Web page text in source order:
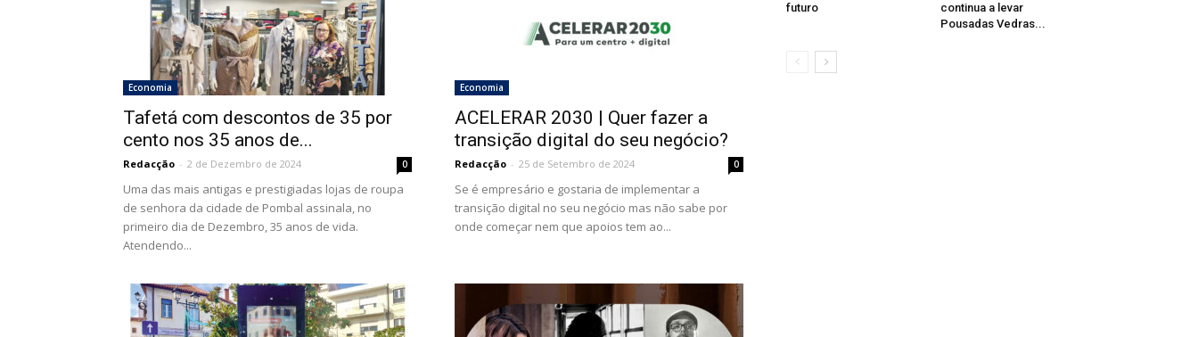
Economia
Tafetá com descontos de 35 por
cento nos 35 anos de...
Redacção - 2 de Dezembro de 2024 0
Uma das mais antigas e prestigiadas lojas de roupa
de senhora da cidade de Pombal assinala, no
primeiro dia de Dezembro, 35 anos de vida.
Atendendo...
Economia
ACELERAR 2030 | Quer fazer a
transição digital do seu negócio?
Redacção - 25 de Setembro de 2024 0
Se é empresário e gostaria de implementar a
transição digital no seu negócio mas não sabe por
onde começar nem que apoios tem ao...
futuro
continua a levar
Pousadas Vedras...